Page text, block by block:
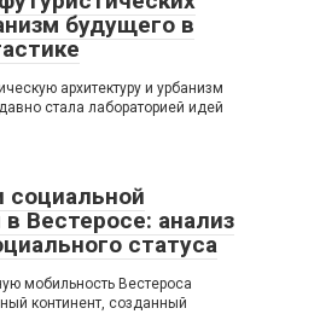
будущего в
архитектуру и урбанизм
стала лабораторией идей
социальной
Вестеросе: анализ
статуса
мобильность Вестероса
континент, созданный